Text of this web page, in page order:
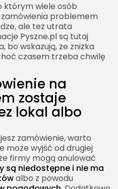
którym wiele osób
zamówienia problemem
ale też utrata
Pyszne.pl są tutaj
bo wskazują, że zniżka
czasem trzeba chwilę
na
zostaje
lokal albo
zamówienie, warto
może wyjść od drugiej
firmy mogą anulować
są niedostępne i nie ma
albo z powodu